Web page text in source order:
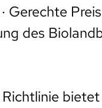
Gerechte
des